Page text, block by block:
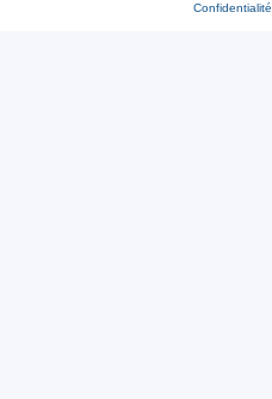
Confidentialité